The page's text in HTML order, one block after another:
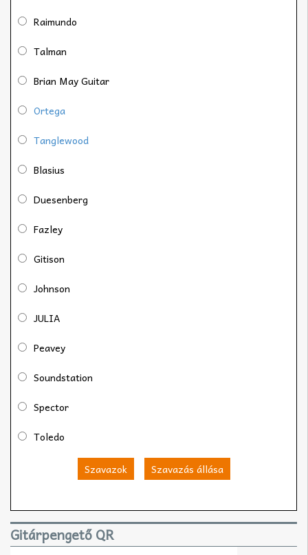
Raimundo
Talman
Brian May Guitar
Ortega
Tanglewood
Blasius
Duesenberg
Fazley
Gitison
Johnson
JULIA
Peavey
Soundstation
Spector
Toledo
Szavazok Szavazás állása
Gitárpengető QR